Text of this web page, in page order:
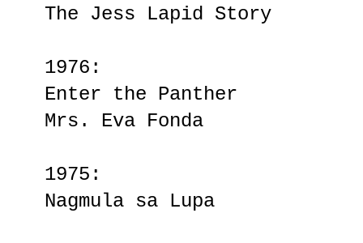
The Jess Lapid Story
1976:
Enter the Panther
Mrs. Eva Fonda
1975:
Nagmula sa Lupa